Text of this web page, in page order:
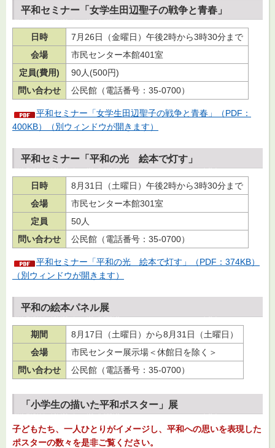
平和セミナー「女学生田辺聖子の戦争と青春」
日時
7月26日（金曜日）午後2時から3時30分まで
会場
市民センター本館401室
定員(費用)
90人(500円)
問い合わせ
公民館（電話番号：35-0700）
平和セミナー「女学生田辺聖子の戦争と青春」（PDF：
400KB）（別ウィンドウが開きます）
平和セミナー「平和の光 絵本で灯す」
日時
8月31日（土曜日）午後2時から3時30分まで
会場
市民センター本館301室
定員
50人
問い合わせ
公民館（電話番号：35-0700）
平和セミナー「平和の光 絵本で灯す」（PDF：374KB）
（別ウィンドウが開きます）
平和の絵本パネル展
期間
8月17日（土曜日）から8月31日（土曜日）
会場
市民センター展示場＜休館日を除く＞
問い合わせ
公民館（電話番号：35-0700）
「小学生の描いた平和ポスター」展
子どもたち、 一人ひとりがイメージし、平和への思いを表現した
ポスターの数々を是非ご覧ください。